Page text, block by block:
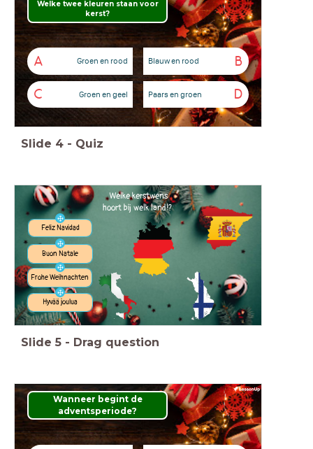
Welke twee kleuren staan voor
kerst?
A Groen en rood B
Blauw en rood
C Groen en geel D
Paars en groen
Slide 4 - Quiz
Welke kerstwens
hoort bij welk land!?
Feliz Navidad
Buon Natale
Frohe Weihnachten
Hyvää joulua
Slide 5 - Drag question
Wanneer begint de
adventsperiode?